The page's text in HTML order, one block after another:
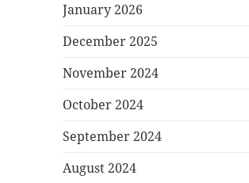
January 2026
December 2025
November 2024
October 2024
September 2024
August 2024